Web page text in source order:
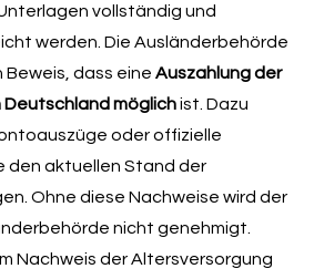
vollständig und
werden. Die Ausländerbehörde
dass eine Auszahlung der
möglichist. Dazu
oder offizielle
den aktuellen Stand der
Ohne diese Nachweise wird der
nicht genehmigt.
Nachweis der Altersversorgung